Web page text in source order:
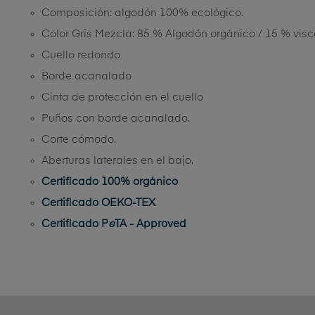
Composición: algodón 100% ecológico.
Color Gris Mezcla: 85 % Algodón orgánico / 15 %
Cuello redondo
Borde acanalado
Cinta de protección en el cuello
Puños con borde acanalado.
Corte cómodo.
Aberturas laterales en el bajo.
Certificado 100% orgánico
Certificado OEKO-TEX
Certificado PeTA - Approved